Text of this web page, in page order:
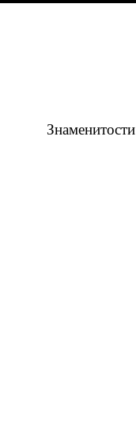
Знаменитости